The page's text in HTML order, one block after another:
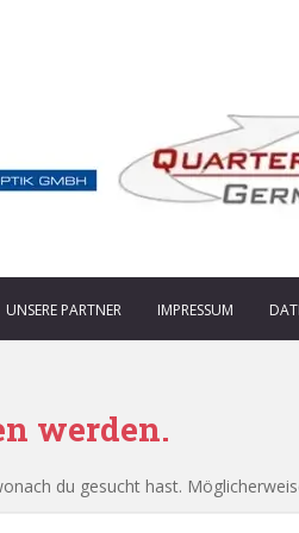
UNSERE PARTNER IMPRESSUM
werden.
du gesucht hast.